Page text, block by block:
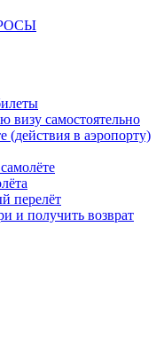
визу самостоятельно
(действия в аэропорту)
перелёт
и получить возврат